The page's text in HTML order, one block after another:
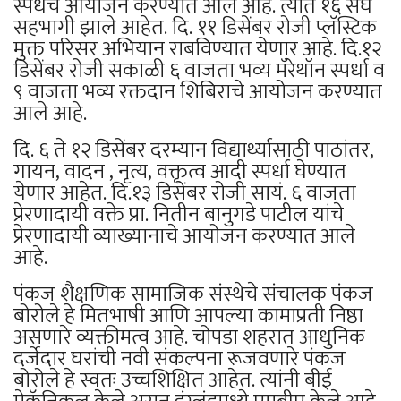
सहभागी झाले आहेत. दि. ११ डिसेंबर रोजी प्लॅस्टिक
मुक्त परिसर अभियान राबविण्यात येणार आहे. दि.१२
डिसेंबर रोजी सकाळी ६ वाजता भव्य मॅरेथॉन स्पर्धा व
९ वाजता भव्य रक्तदान शिबिराचे आयोजन करण्यात
आले आहे.
दि. ६ ते १२ डिसेंबर दरम्यान विद्यार्थ्यासाठी पाठांतर,
गायन, वादन , नृत्य, वक्तृत्व आदी स्पर्धा घेण्यात
येणार आहेत. दि.१३ डिसेंबर रोजी सायं. ६ वाजता
प्रेरणादायी वक्ते प्रा. नितीन बानुगडे पाटील यांचे
प्रेरणादायी व्याख्यानाचे आयोजन करण्यात आले
आहे.
पंकज शैक्षणिक सामाजिक संस्थेचे संचालक पंकज
बोरोले हे मितभाषी आणि आपल्या कामाप्रती निष्ठा
असणारे व्यक्तीमत्व आहे. चोपडा शहरात आधुनिक
दर्जेदार घरांची नवी संकल्पना रूजवणारे पंकज
बोरोले हे स्वतः उच्चशिक्षित आहेत. त्यांनी बीई